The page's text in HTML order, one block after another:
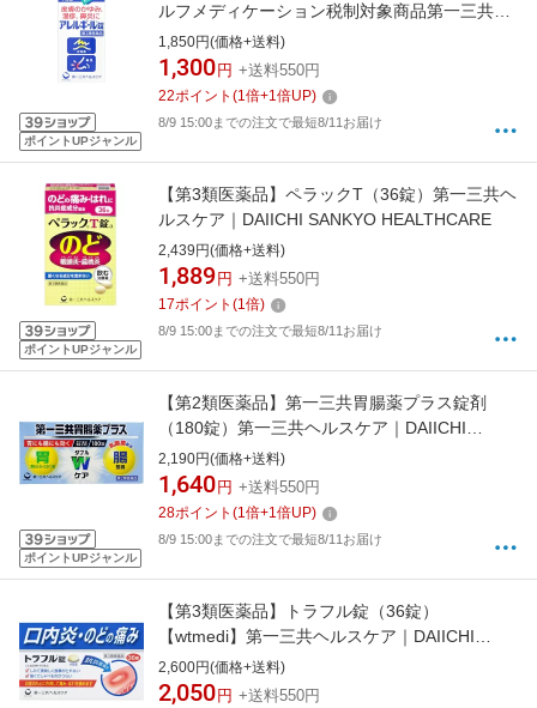
ポイントUPジャンル
ルフメディケーション税制対象商品第一三共ヘ
ルスケア｜DAIICHI SANKYO HEALTHCARE
1,850円(価格+送料)
1,300 円 +送料550円
22ポイント (1倍+1倍UP)
8/9 15:00までの注文で最短8/11お届け
ポイントUPジャンル
【第3類医薬品】ペラックT（36錠）第一三共ヘ
ルスケア｜DAIICHI SANKYO HEALTHCARE
2,439円(価格+送料)
1,889 円 +送料550円
17ポイント (1倍)
8/9 15:00までの注文で最短8/11お届け
ポイントUPジャンル
【第2類医薬品】第一三共胃腸薬プラス錠剤
（180錠）第一三共ヘルスケア｜DAIICHI
SANKYO HEALTHCARE
2,190円(価格+送料)
1,640 円 +送料550円
28ポイント (1倍+1倍UP)
8/9 15:00までの注文で最短8/11お届け
【第3類医薬品】トラフル錠（36錠）
【wtmedi】第一三共ヘルスケア｜DAIICHI
SANKYO HEALTHCARE
2,600円(価格+送料)
2,050 円 +送料550円